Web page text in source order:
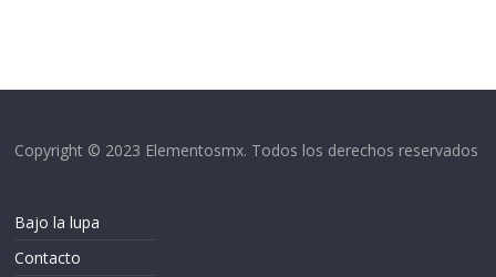
Copyright © 2023 Elementosmx. Todos los derechos reservados
Bajo la lupa
Contacto